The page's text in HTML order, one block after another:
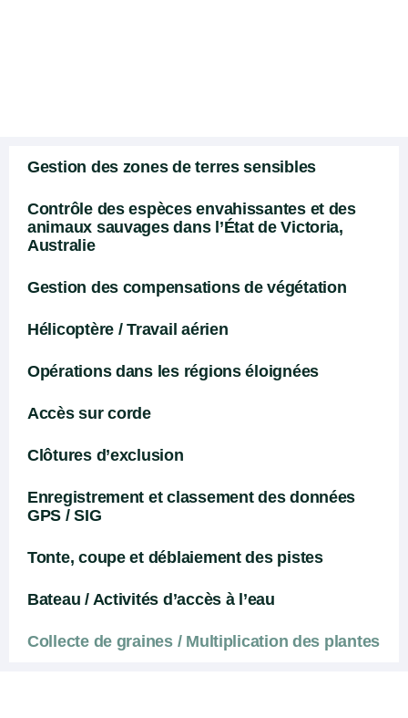
Gestion des zones de terres sensibles
Contrôle des espèces envahissantes et des
animaux sauvages dans l’État de Victoria,
Australie
Gestion des compensations de végétation
Hélicoptère / Travail aérien
Opérations dans les régions éloignées
Accès sur corde
Clôtures d’exclusion
Enregistrement et classement des données
GPS / SIG
Tonte, coupe et déblaiement des pistes
Bateau / Activités d’accès à l’eau
Collecte de graines / Multiplication des plantes